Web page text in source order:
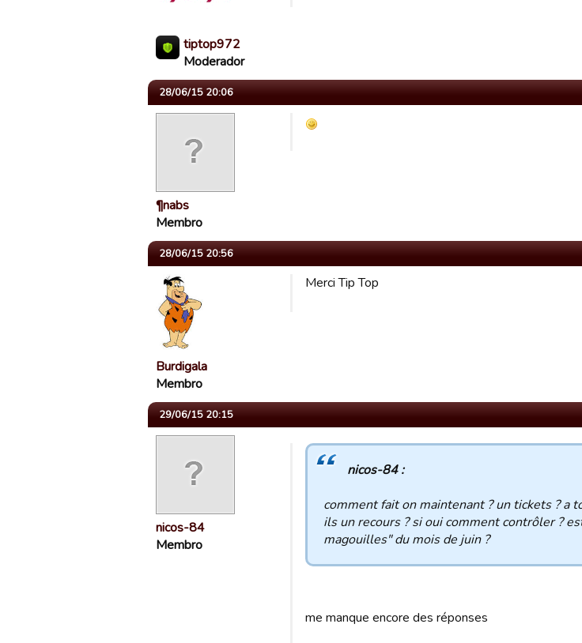
tiptop972
Moderador
28/06/15 20:06
¶nabs
Membro
28/06/15 20:56
Burdigala
Membro
Merci Tip Top
29/06/15 20:15
nicos-84
Membro
nicos-84 :
comment fait on maintenant ? un tickets ? a
ils un recours ? si oui comment contrôler ?
magouilles" du mois de juin ?
me manque encore des réponses